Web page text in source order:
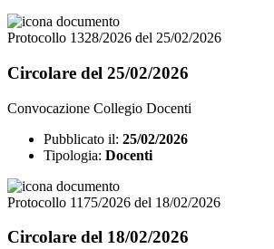
Protocollo 1328/2026 del 25/02/2026
Circolare del 25/02/2026
Convocazione Collegio Docenti
Pubblicato il: 25/02/2026
Tipologia: Docenti
Protocollo 1175/2026 del 18/02/2026
Circolare del 18/02/2026